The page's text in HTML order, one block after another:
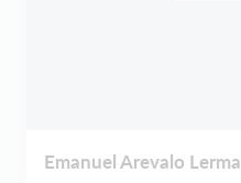
Emanuel Arevalo Lerma